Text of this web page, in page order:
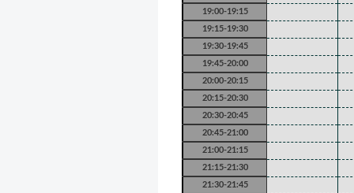
19:00-19:15
19:15-19:30
19:30-19:45
19:45-20:00
20:00-20:15
20:15-20:30
20:30-20:45
20:45-21:00
21:00-21:15
21:15-21:30
21:30-21:45